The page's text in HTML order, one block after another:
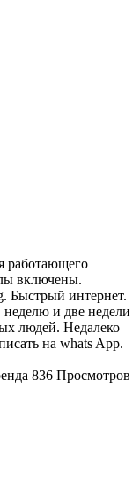
работающего
включены.
Быстрый интернет.
и две недели
людей. Недалеко
на whats App.
836 Просмотров